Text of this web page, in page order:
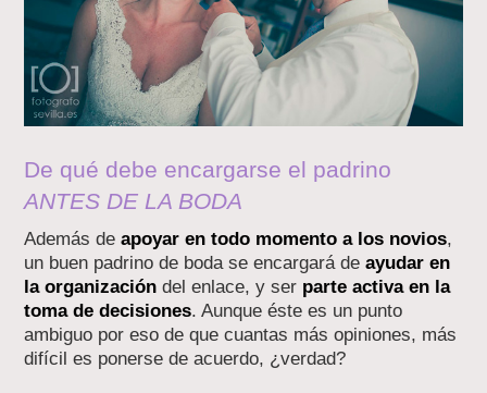
De qué debe encargarse el padrino
ANTES DE LA BODA
Además deapoyar en todo momento a los novios,
un buen padrino de boda se encargará deayudar en
la organización del enlace, y ser parte activa en la
toma de decisiones. Aunque éste es un punto
ambiguo por eso de que cuantas más opiniones, más
difícil es ponerse de acuerdo, ¿verdad?